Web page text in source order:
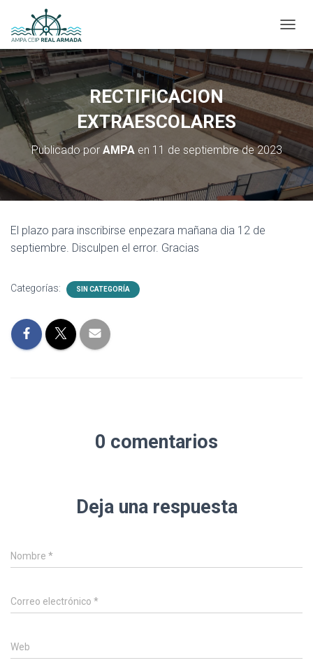
RECTIFICACION
EXTRAESCOLARES
Publicado por AMPAen 11 de septiembre de 2023
El plazo para inscribirse enpezara mañana dia 12 de
septiembre. Disculpen el error. Gracias
Categorías: SIN CATEGORÍA
0 comentarios
Deja una respuesta
Nombre *
Correo electrónico *
Web